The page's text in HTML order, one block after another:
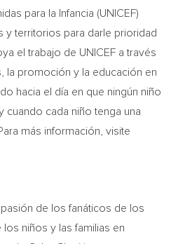
para la Infancia (UNICEF)
y territorios para darle prioridad
el trabajo de UNICEF a través
la promoción y la educación en
hacia el día en que ningún niño
cuando cada niño tenga una
más información, visite
de los fanáticos de los
niños y las familias en